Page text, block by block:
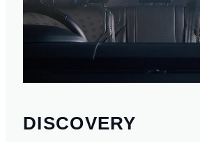
DISCOVERY